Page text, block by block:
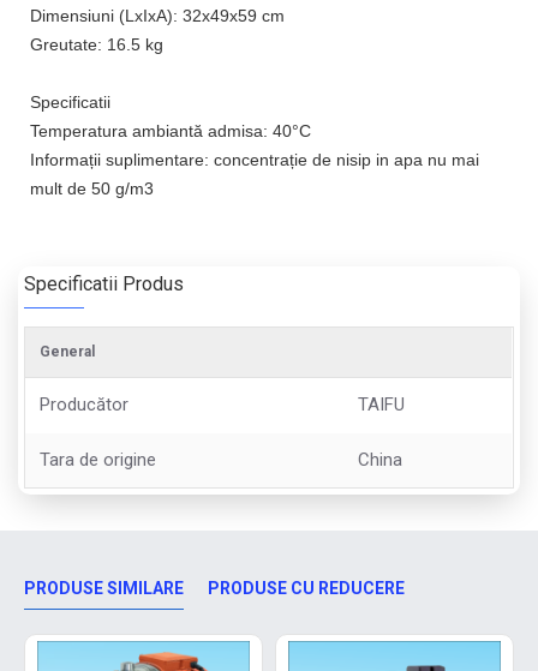
Dimensiuni (LxIxA): 32x49x59 cm
Greutate: 16.5 kg
Specificatii
Temperatura ambiantă admisa: 40°C
Informații suplimentare: concentrație de nisip in apa nu mai
mult de 50 g/m3
Specificatii Produs
General
Producător TAIFU
Tara de origine China
PRODUSE SIMILARE PRODUSE CU REDUCERE